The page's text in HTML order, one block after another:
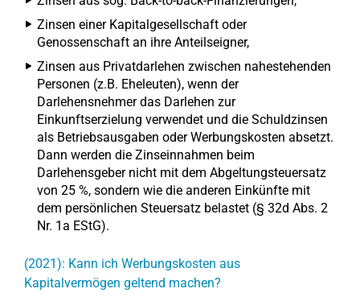
Zinsen einer Kapitalgesellschaft oder
Genossenschaft an ihre Anteilseigner,
Zinsen aus Privatdarlehen zwischen nahestehenden
Personen (z.B. Eheleuten), wenn der
Darlehensnehmer das Darlehen zur
Einkunftserzielung verwendet und die Schuldzinsen
als Betriebsausgaben oder Werbungskosten absetzt.
Dann werden die Zinseinnahmen beim
Darlehensgeber nicht mit dem Abgeltungsteuersatz
von 25 %, sondern wie die anderen Einkünfte mit
dem persönlichen Steuersatz belastet (§ 32d Abs. 2
Nr. 1a EStG).
(2021): Kann ich Werbungskosten aus
Kapitalvermögen geltend machen?